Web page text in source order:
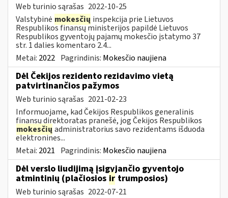
Web turinio sąrašas 2022-10-25
Valstybinė mokesčių inspekcija prie Lietuvos
Respublikos finansų ministerijos papildė Lietuvos
Respublikos gyventojų pajamų mokesčio įstatymo 37
str. 1 dalies komentaro 2.4...
Metai: 2022 Pagrindinis: Mokesčio naujiena
Dėl Čekijos rezidento rezidavimo vietą
patvirtinančios pažymos
Web turinio sąrašas 2021-02-23
Informuojame, kad Čekijos Respublikos generalinis
finansų direktoratas pranešė, jog Čekijos Respublikos
mokesčių administratorius savo rezidentams išduoda
elektronines...
Metai: 2021 Pagrindinis: Mokesčio naujiena
Dėl verslo liudijimą įsigyjančio gyventojo
atmintinių (plačiosios ir trumposios)
Web turinio sąrašas 2022-07-21